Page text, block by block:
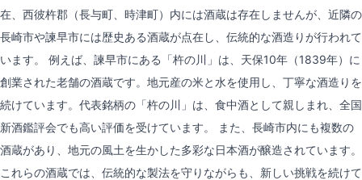
在、西彼杵郡（長与町、時津町）内には酒蔵は存在しませんが、近隣の
長崎市や諫早市には歴史ある酒蔵が点在し、伝統的な酒造りが行われて
います。 例えば、諫早市にある「杵の川」は、天保10年（1839年）に
創業された老舗の酒蔵です。地元産の米と水を使用し、丁寧な酒造りを
続けています。代表銘柄の「杵の川」は、食中酒として親しまれ、全国
新酒鑑評会でも高い評価を受けています。 また、長崎市内にも複数の
酒蔵があり、地元の風土を生かした多彩な日本酒が醸造されています。
これらの酒蔵では、伝統的な製法を守りながらも、新しい挑戦を続けて